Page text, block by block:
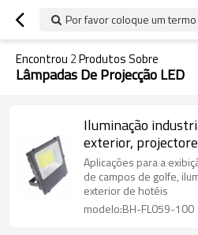
Por favor coloque um
Encontrou 2Produtos Sobre
Lâmpadas De Projecção LED
Iluminação
exterior,
Aplicações para a
de campos de golfe,
exterior de hotéis
modelo:BH-FL059-100